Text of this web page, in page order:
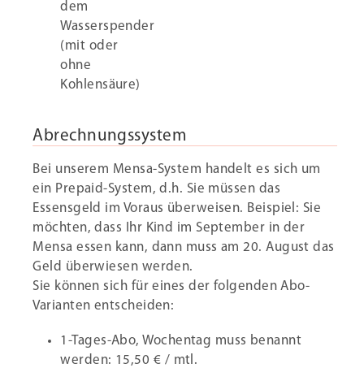
dem
Wasserspender
(mit oder
ohne
Kohlensäure)
Abrechnungssystem
Bei unserem Mensa-System handelt es sich um
ein Prepaid-System, d.h. Sie müssen das
Essensgeld im Voraus überweisen. Beispiel: Sie
möchten, dass Ihr Kind im September in der
Mensa essen kann, dann muss am 20. August das
Geld überwiesen werden.
Sie können sich für eines der folgenden Abo-
Varianten entscheiden:
1-Tages-Abo, Wochentag muss benannt
werden: 15,50 € / mtl.